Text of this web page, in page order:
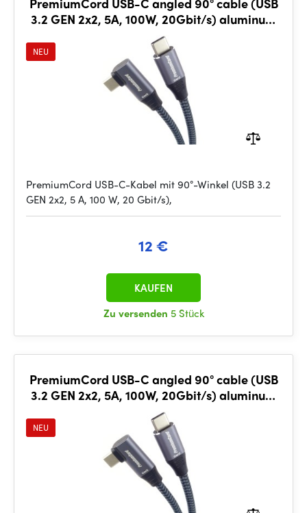
3.2 GEN 2x2, 5A, 100W, 20Gbit/s) aluminum
caps, 2m
NEU
PremiumCord USB-C-Kabel mit 90°-Winkel (USB 3.2
GEN 2x2, 5 A, 100 W, 20 Gbit/s),
12 €
Zu versenden 5 Stück
KAUFEN
PremiumCord USB-C angled 90° cable (USB
3.2 GEN 2x2, 5A, 100W, 20Gbit/s) aluminum
connector caps, cotton braid, 1m
NEU